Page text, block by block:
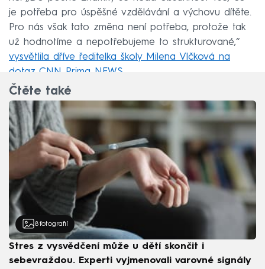
je potřeba pro úspěšné vzdělávání a výchovu dítěte.
Pro nás však tato změna není potřeba, protože tak
už hodnotíme a nepotřebujeme to strukturované,“
vysvětlila dříve ředitelka školy Milena Vlčková na
dotaz CNN Prima NEWS.
Čtěte také
8 fotografií
Stres z vysvědčení může u dětí skončit i
sebevraždou. Experti vyjmenovali varovné signály